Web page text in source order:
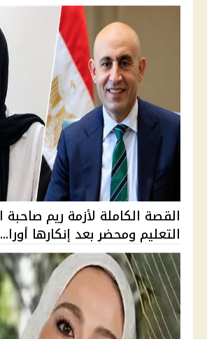
التعليم ومحضر بعد إنكارها أورا...